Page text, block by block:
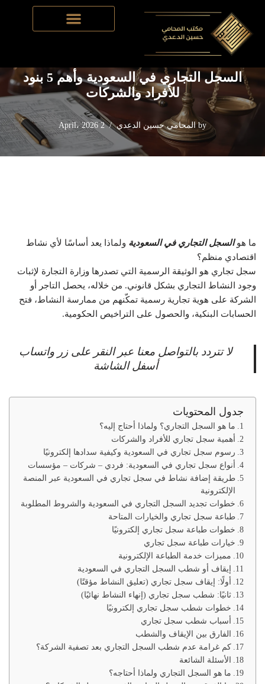
Skip
Home
- تأسيس الشركات في السعودية-السجل التجاري في
السعودية وأهم 5 بنود للأفراد والشركات
السجل التجاري في السعودية وأهم 5 بنود
للأفراد والشركات
by المحامي حسين الدعدي 2 April، 2026
ما هوالسجل التجاري في السعودية ولماذا يعد أساسًا لأي نشاط
اقتصادي منظم؟
سجل تجاري هو الوثيقة الرسمية التي تصدرها وزارة التجارة لإثبات
وجود النشاط التجاري بشكل قانوني. من خلاله، يحصل التاجر أو
الشركة على هوية تجارية رسمية تمكّنهم من ممارسة النشاط، فتح
الحسابات البنكية، والحصول على التراخيص الحكومية.
لا تتردد بالتواصل معنا عبر النقر على زر واتساب
أسفل الشاشة
جدول المحتويات
ما هو السجل التجاري؟ ولماذا أحتاج إليه؟
أهمية سجل تجاري للأفراد والشركات
رسوم سجل تجاري في السعودية وكيفية سدادها إلكترونيًا
أنواع سجل تجاري في السعودية: فردي – شركات – مؤسسات
طريقة إضافة نشاط في سجل تجاري في السعودية عبر المنصة
الإلكترونية
خطوات تجديد السجل التجاري في السعودية والشروط المطلوبة
طباعة سجل تجاري والخيارات المتاحة
خطوات طباعة سجل تجاري إلكترونيًا
خيارات طباعة سجل تجاري
مميزات خدمة الطباعة الإلكترونية
إيقاف أو شطب السجل التجاري في السعودية
أولًا: إيقاف سجل تجاري (تعليق النشاط مؤقتًا)
ثانيًا: شطب سجل تجاري (إنهاء النشاط نهائيًا)
خطوات شطب سجل تجاري إلكترونيًا
أسباب شطب سجل تجاري
الفارق بين الإيقاف والشطب
كم غرامة عدم شطب السجل التجاري بعد تصفية الشركة؟
الأسئلة الشائعة
ما هو السجل التجاري ولماذا أحتاجه؟